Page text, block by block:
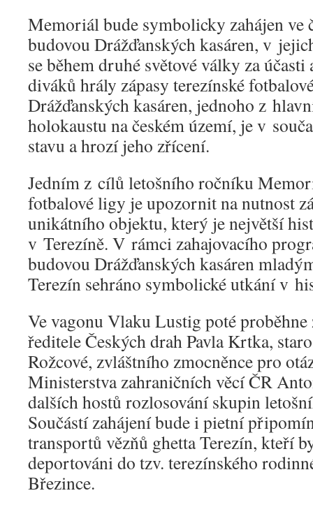
Memoriál bude symbolicky zahájen ve
budovou Drážďanských kasáren, v
se během druhé světové války za
diváků hrály zápasy terezínské
Drážďanských kasáren, jednoho z
holokaustu na českém území, je v
stavu a hrozí jeho zřícení.
Jedním z cílů letošního ročníku
fotbalové ligy je upozornit na nutnost
unikátního objektu, který je největší
v Terezíně. V rámci zahajovacího
budovou Drážďanských kasáren
Terezín sehráno symbolické utkání v
Ve vagonu Vlaku Lustig poté proběhne
ředitele Českých drah Pavla Krtka,
Rožcové, zvláštního zmocněnce pro
Ministerstva zahraničních věcí ČR
dalších hostů rozlosování skupin
Součástí zahájení bude i pietní
transportů vězňů ghetta Terezín, kteří
deportováni do tzv. terezínského
Březince.